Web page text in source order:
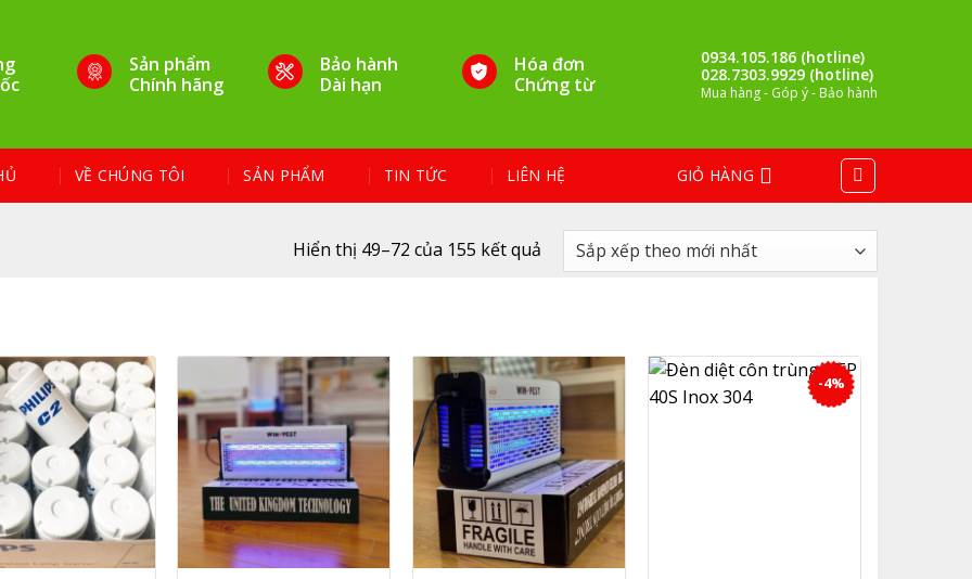
Sản phẩm
Chính hãng
Bảo hành
Dài hạn
Hóa đơn
Chứng từ
0934.105.186 (hotline)
028.7303.9929 (hotline)
Mua hàng - Góp ý - Bảo hành
VỀ CHÚNG TÔI SẢN PHẨM TIN TỨC LIÊN HỆ GIỎ HÀNG
Hiển thị 49–72 của 155 kết quả
Thương hiệu
đèn FSL
-4%